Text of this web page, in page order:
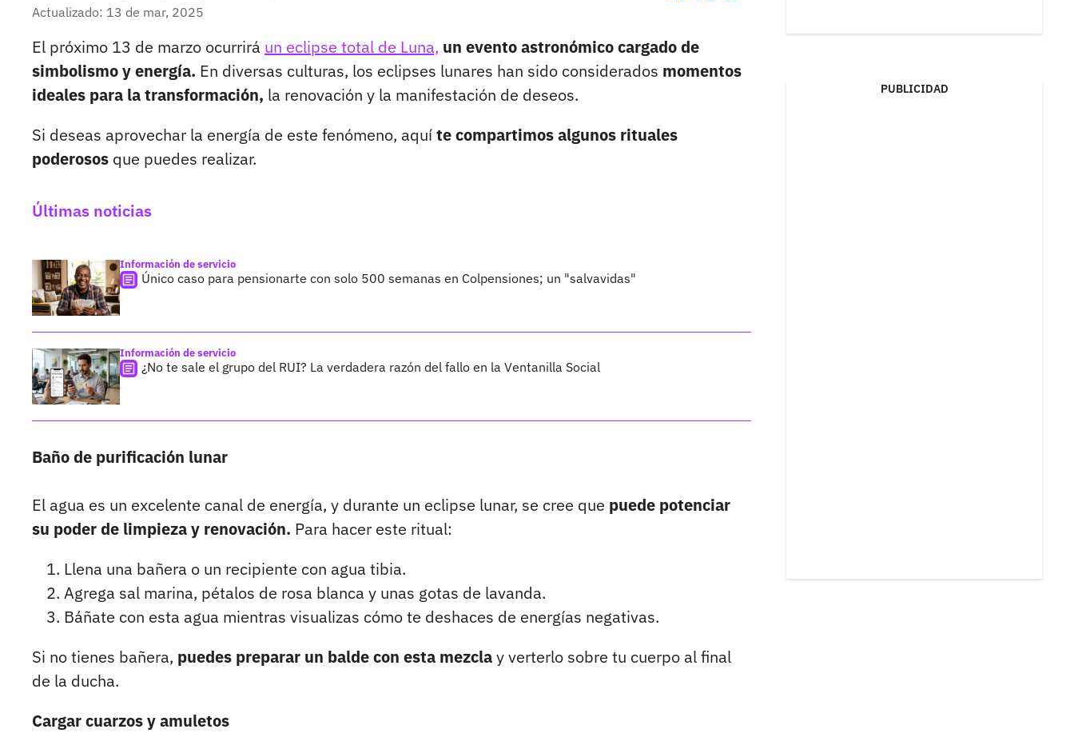
Actualizado: 13 de mar, 2025
El próximo 13 de marzo ocurrirá un eclipse total de Luna, un evento astronómico cargado de
simbolismo y energía. En diversas culturas, los eclipses lunares han sido considerados momentos
ideales para la transformación, la renovación y la manifestación de deseos.
Si deseas aprovechar la energía de este fenómeno, aquíte compartimos algunos rituales
poderosos que puedes realizar.
Últimas noticias
Información de servicio
Único caso para pensionarte con solo 500 semanas en Colpensiones; un "salvavidas"
Información de servicio
¿No te sale el grupo del RUI? La verdadera razón del fallo en la Ventanilla Social
Baño de purificación lunar
El agua es un excelente canal de energía, y durante un eclipse lunar, se cree que puede potenciar
su poder de limpieza y renovación. Para hacer este ritual:
Llena una bañera o un recipiente con agua tibia.
Agrega sal marina, pétalos de rosa blanca y unas gotas de lavanda.
Báñate con esta agua mientras visualizas cómo te deshaces de energías negativas.
Si no tienes bañera, puedes preparar un balde con esta mezclay verterlo sobre tu cuerpo al final
de la ducha.
Cargar cuarzos y amuletos
PUBLICIDAD